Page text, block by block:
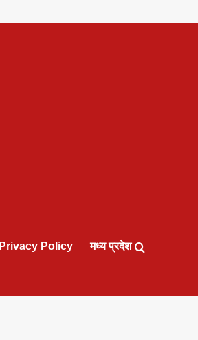
Privacy Policy मध्य प्रदेश